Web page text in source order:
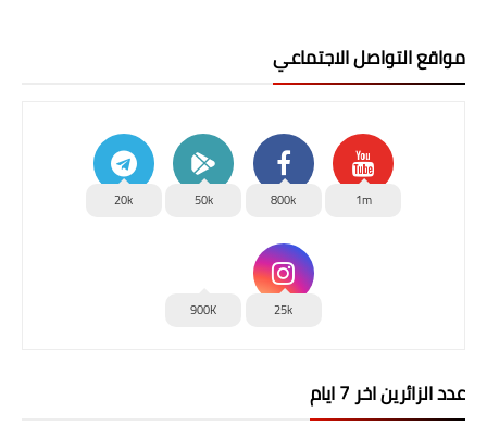
مواقع التواصل الاجتماعي
1m
800k
50k
20k
25k
900K
عدد الزائرين اخر 7 ايام